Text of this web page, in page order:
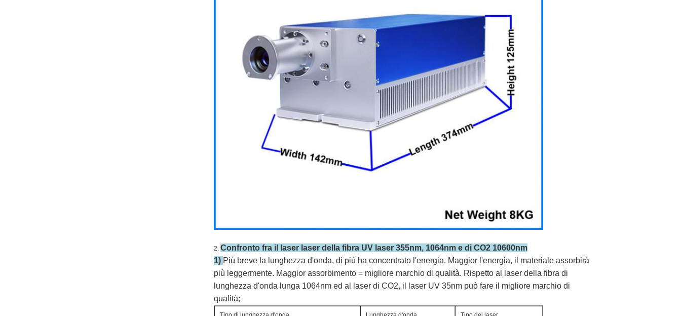
2. Confronto fra il laser laser della fibra UV laser 355nm, 1064nm e di CO2 10600nm
1) Più breve la lunghezza d'onda, di più ha concentrato l'energia. Maggior l'energia, il materiale assorbirà
più leggermente. Maggior assorbimento = migliore marchio di qualità. Rispetto al laser della fibra di
lunghezza d'onda lunga 1064nm ed al laser di CO2, il laser UV 35nm può fare il migliore marchio di
qualità;